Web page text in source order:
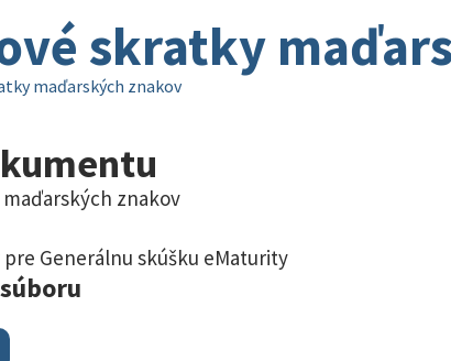
skratky
maďarských znakov
znakov
pre Generálnu skúšku eMaturity